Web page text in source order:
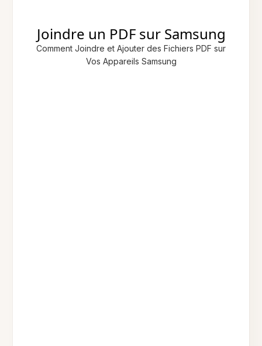
Joindre un PDF sur Samsung
Comment Joindre et Ajouter des Fichiers PDF sur
Vos Appareils Samsung